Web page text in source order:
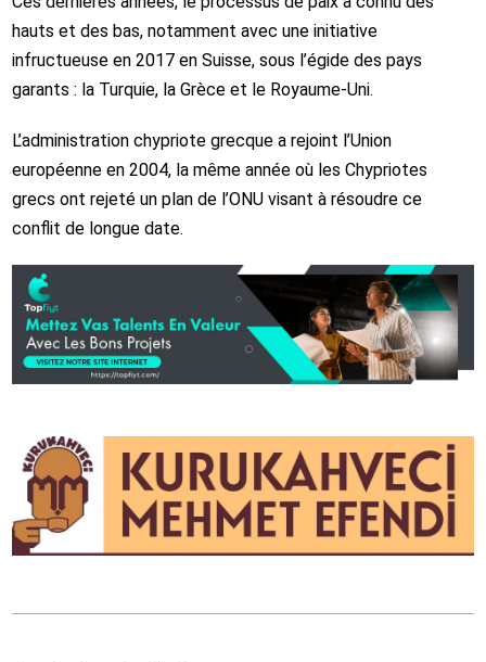
hauts et des bas, notamment avec une initiative
infructueuse en 2017 en Suisse, sous l’égide des pays
garants : la Turquie, la Grèce et le Royaume-Uni.
L’administration chypriote grecque a rejoint l’Union
européenne en 2004, la même année où les Chypriotes
grecs ont rejeté un plan de l’ONU visant à résoudre ce
conflit de longue date.